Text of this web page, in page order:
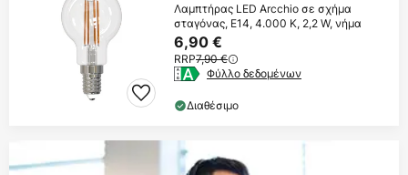
Λαμπτήρας LED Arcchio σε σχήμα
σταγόνας, E14, 4.000 K, 2,2 W, νήμα
6,90 €
RRP7,90 €
Φύλλο δεδομένων
Διαθέσιμο